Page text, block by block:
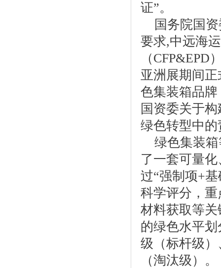
证”。
国务院国
要求,中远海
（
亚洲展期间
色集装箱品
国资委关于
绿色转型中
绿色集装
了一套可量
过“强制项+
科学评分，
材料获取等
的绿色水平
级（标杆级
（淘汰级）。